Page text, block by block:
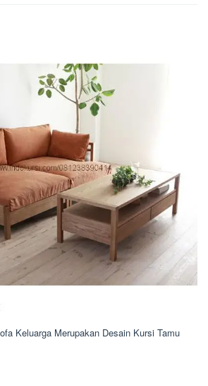
Keluarga Merupakan Desain Kursi Tamu